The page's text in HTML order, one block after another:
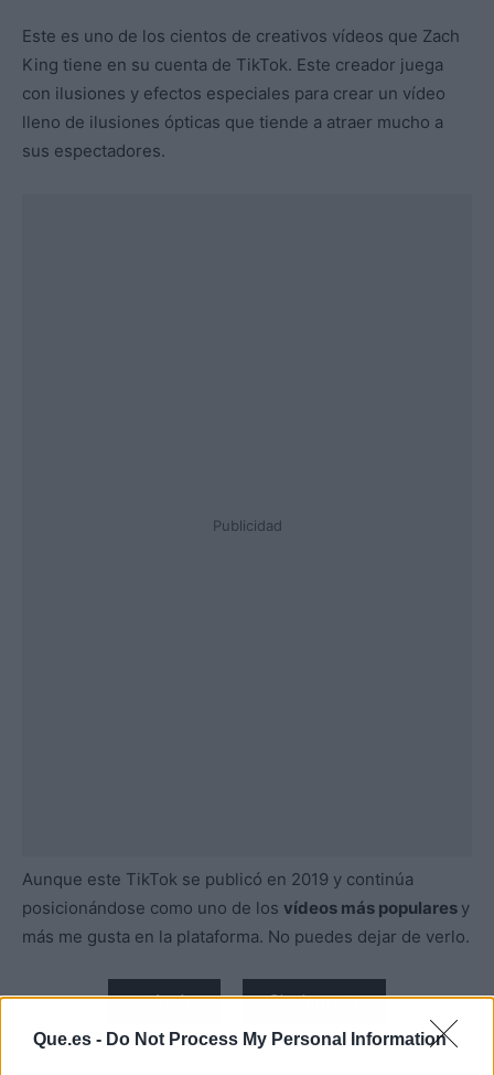
Que.es - Do Not Process My Personal Information
Este es uno de los cientos de creativos vídeos que Zach
King tiene en su cuenta de TikTok. Este creador juega
con ilusiones y efectos especiales para crear un vídeo
lleno de ilusiones ópticas que tiende a atraer mucho a
sus espectadores.
Publicidad
Aunque este TikTok se publicó en 2019 y continúa
posicionándose como uno de los vídeos más populares y
más me gusta en la plataforma. No puedes dejar de verlo.
Atrás Siguiente